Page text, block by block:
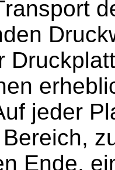
jeder
Ende,